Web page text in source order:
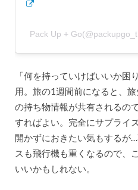
Pack Up +
「何を持っていけばいいか困
用。旅の1週間前になると、
の持ち物情報が共有されるの
すればよい。完全にサプライ
開かずにおきたい気もするが
スも飛行機も重くなるので、
いいかもしれない。